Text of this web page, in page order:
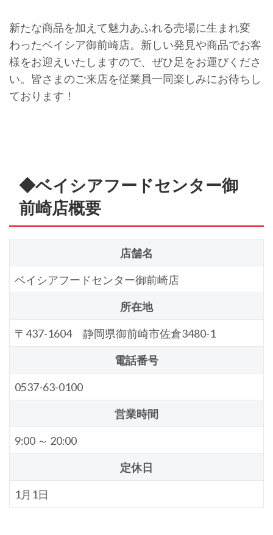
新たな商品を加えて魅力あふれる売場に生まれ変
わったベイシア御前崎店。新しい発見や商品でお客
様をお迎えいたしますので、ぜひ足をお運びくださ
い。皆さまのご来店を従業員一同楽しみにお待ちし
ております！
◆ベイシアフードセンター御
前崎店概要
店舗名
ベイシアフードセンター御前崎店
所在地
〒437-1604 静岡県御前崎市佐倉3480-1
電話番号
0537-63-0100
営業時間
9:00 ～ 20:00
定休日
1月1日